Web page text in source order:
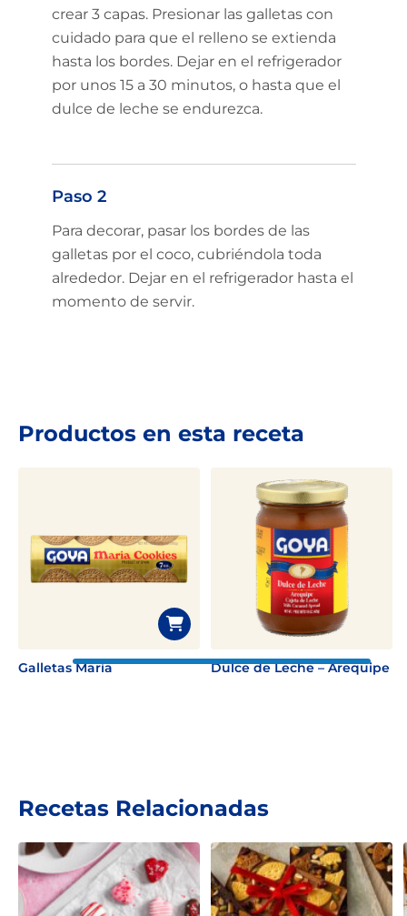
crear 3 capas. Presionar las galletas con
cuidado para que el relleno se extienda
hasta los bordes. Dejar en el refrigerador
por unos 15 a 30 minutos, o hasta que el
dulce de leche se endurezca.
Paso 2
Para decorar, pasar los bordes de las
galletas por el coco, cubriéndola toda
alrededor. Dejar en el refrigerador hasta el
momento de servir.
Productos en esta receta
Galletas María Dulce de Leche – Arequipe
Recetas Relacionadas